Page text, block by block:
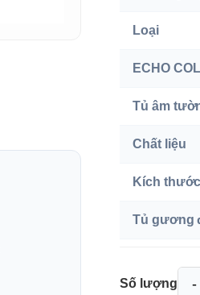
Loại
ECHO
Tủ âm
Chất liệu
Kích thước
Tủ gương
Số lượng -